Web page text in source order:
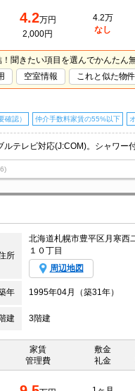
4.2万円
2,000円
4.2万
なし
聞きたい項目を選んでかんたん
空室情報 これと似た物件
認） 仲介手数料家賃の55%以下
所
北海道札幌市豊平区月寒西
１０丁目
周辺地図
年 1995年04月（築31年）
建 3階建
家賃
管理費
敷金
礼金